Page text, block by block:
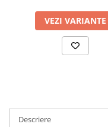
VEZI VARIANTE
Descriere